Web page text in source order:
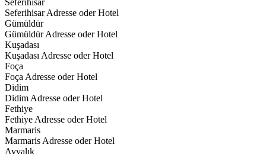
Seferihisar Adresse oder Hotel
Gümüldür
Gümüldür Adresse oder Hotel
Kuşadası
Kuşadası Adresse oder Hotel
Foça
Foça Adresse oder Hotel
Didim
Didim Adresse oder Hotel
Fethiye
Fethiye Adresse oder Hotel
Marmaris
Marmaris Adresse oder Hotel
Ayvalık